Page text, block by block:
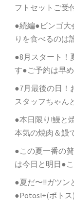
フトセットご受
●続編●ビンゴ大
りを食べるのは
●8月スタート！
す●ご予約は早
●7月最後の日！
スタッフちゃん
●本日限り!鰻と
本気の焼肉＆鰻
●この夏一番の
は今日と明日●
●夏だ〜!!ガツン
●Potos!+(ポト